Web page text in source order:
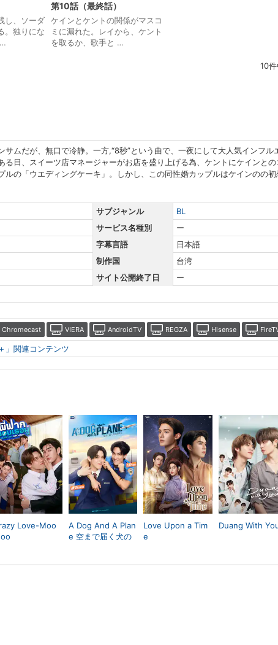
し、ソーダ
。独りにな
第10話（最終話）
ケインとケントの関係がマスコ
ミに漏れた。レイから、ケント
を取るか、歌手と …
10
ムだが、無口で冷静。一方,“8秒”という曲で、一夜にして大人気インフル
日、スイーツ店マネージャーがお店を盛り上げる為、ケントにケインと
の「ウエディングケーキ」。しかし、この同性婚カップルはケインのの
サブジャンル
BL
サービス名種別
ー
字幕言語
日本語
制作国
台湾
サイト公開終了日
ー
Chromecast VIERA AndroidTV REGZA Hisense
」関連コンテンツ
Love-Moo
A Dog And A Plan
e 空まで届く犬の
Love Upon a Tim
e
Duang With